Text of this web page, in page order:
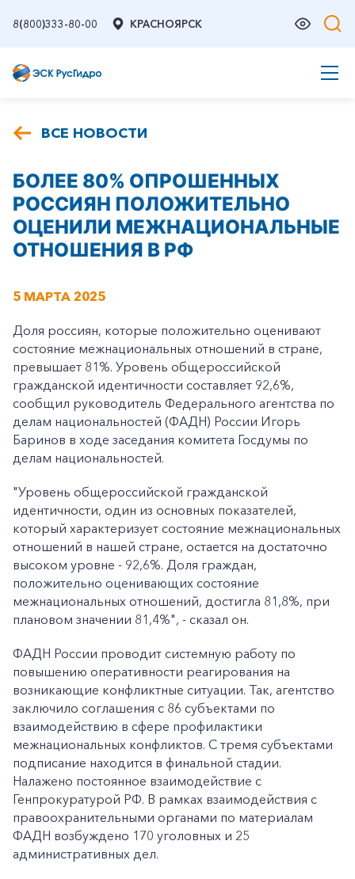
8(800)333-80-00 КРАСНОЯРСК
ВСЕ НОВОСТИ
БОЛЕЕ 80% ОПРОШЕННЫХ
РОССИЯН ПОЛОЖИТЕЛЬНО
ОЦЕНИЛИ МЕЖНАЦИОНАЛЬНЫЕ
ОТНОШЕНИЯ В РФ
5 МАРТА 2025
Доля россиян, которые положительно оценивают
состояние межнациональных отношений в стране,
превышает 81%. Уровень общероссийской
гражданской идентичности составляет 92,6%,
сообщил руководитель Федерального агентства по
делам национальностей (ФАДН) России Игорь
Баринов в ходе заседания комитета Госдумы по
делам национальностей.
"Уровень общероссийской гражданской
идентичности, один из основных показателей,
который характеризует состояние межнациональных
отношений в нашей стране, остается на достаточно
высоком уровне - 92,6%. Доля граждан,
положительно оценивающих состояние
межнациональных отношений, достигла 81,8%, при
плановом значении 81,4%", - сказал он.
ФАДН России проводит системную работу по
повышению оперативности реагирования на
возникающие конфликтные ситуации. Так, агентство
заключило соглашения с 86 субъектами по
взаимодействию в сфере профилактики
межнациональных конфликтов. С тремя субъектами
подписание находится в финальной стадии.
Налажено постоянное взаимодействие с
Генпрокуратурой РФ. В рамках взаимодействия с
правоохранительными органами по материалам
ФАДН возбуждено 170 уголовных и 25
административных дел.